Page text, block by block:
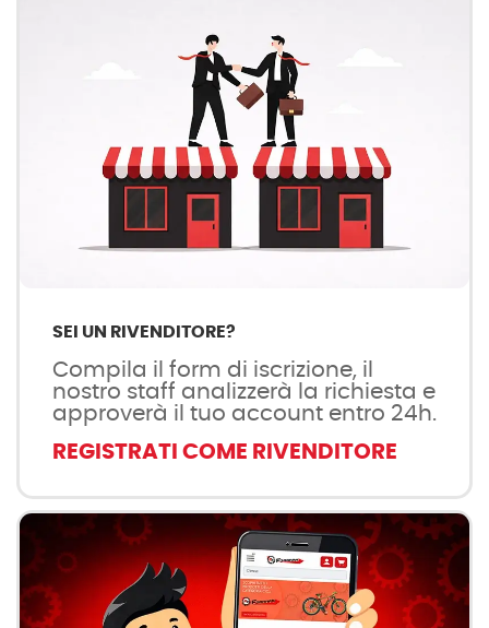
SEI UN RIVENDITORE?
Compila il form di iscrizione, il
nostro staff analizzerà la richiesta e
approverà il tuo account entro 24h.
REGISTRATI COME RIVENDITORE